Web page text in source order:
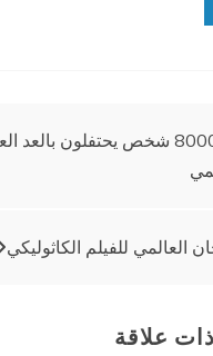
إسبانيا: 8000 شخص يحتفلون
العالمي للفيلم الكاثوليكي
علاقة